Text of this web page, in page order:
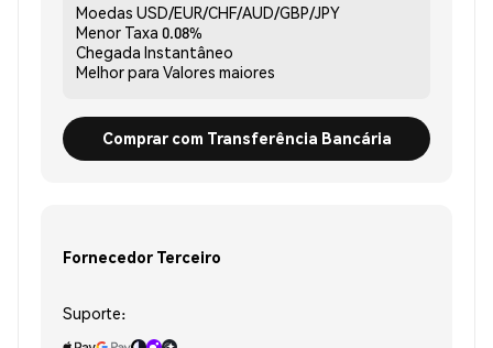
Moedas USD/EUR/CHF/AUD/GBP/JPY
Menor Taxa 0.08%
Chegada Instantâneo
Melhor para Valores maiores
Comprar com Transferência Bancária
Fornecedor Terceiro
Suporte: